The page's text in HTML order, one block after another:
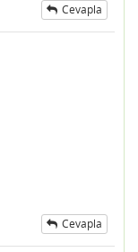
Cevapla
Cevapla